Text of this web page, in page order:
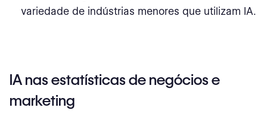
variedade de indústrias menores que utilizam IA.
IA nas estatísticas de negócios e
marketing